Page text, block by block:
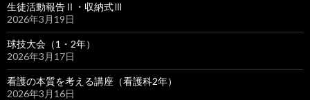
生徒活動報告Ⅱ・収納式Ⅲ
2026年3月19日
球技大会（1・2年）
2026年3月17日
看護の本質を考える講座（看護科2年）
2026年3月16日